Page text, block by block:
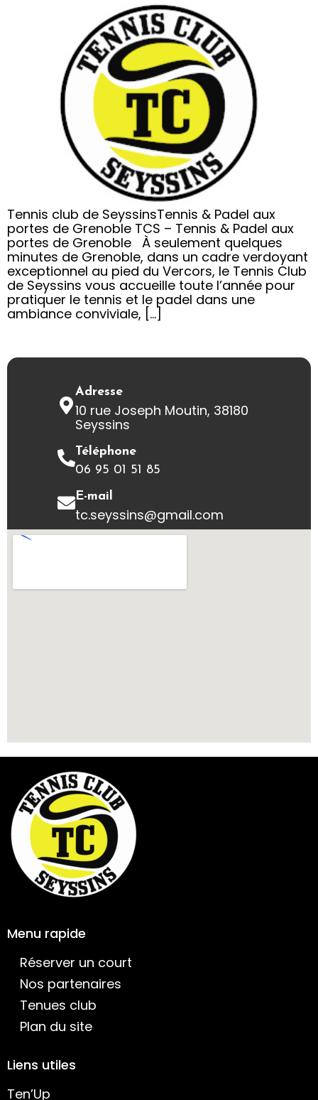
Tennis club de SeyssinsTennis & Padel aux
portes de Grenoble TCS – Tennis & Padel aux
portes de Grenoble À seulement quelques
minutes de Grenoble, dans un cadre verdoyant
exceptionnel au pied du Vercors, le Tennis Club
de Seyssins vous accueille toute l’année pour
pratiquer le tennis et le padel dans une
ambiance conviviale, […]
Adresse
10 rue Joseph Moutin, 38180
Seyssins
Téléphone
06 95 01 51 85
E-mail
tc.seyssins@gmail.com
Menu rapide
Réserver un court
Nos partenaires
Tenues club
Plan du site
Liens utiles
Ten’Up